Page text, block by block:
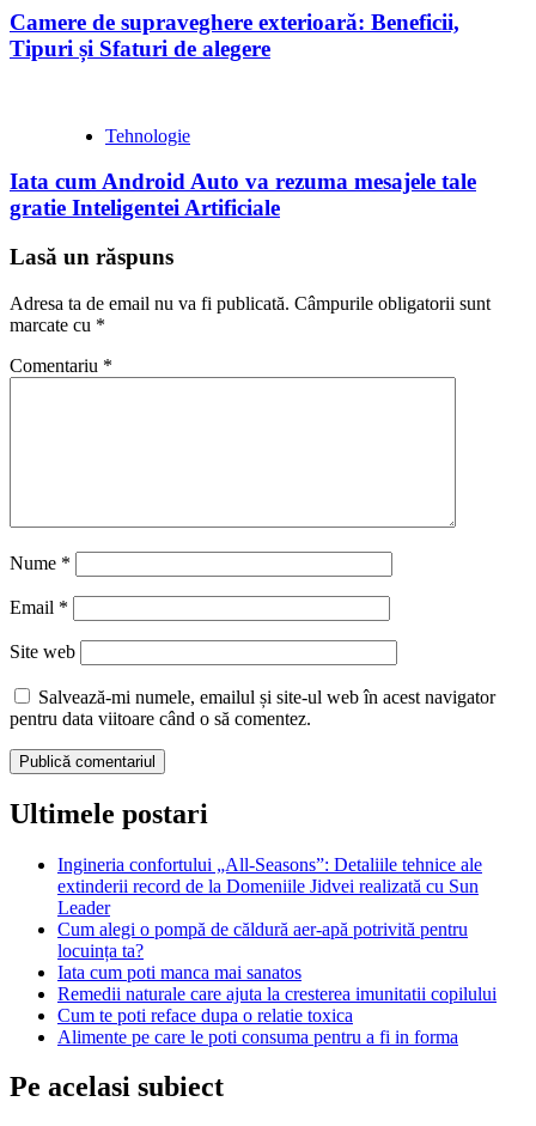
Camere de supraveghere exterioară: Beneficii,
Tipuri și Sfaturi de alegere
Tehnologie
Iata cum Android Auto va rezuma mesajele tale
gratie Inteligentei Artificiale
Lasă un răspuns
Adresa ta de email nu va fi publicată. Câmpurile obligatorii sunt
marcate cu *
Comentariu *
Nume *
Email *
Site web
Salvează-mi numele, emailul și site-ul web în acest navigator
pentru data viitoare când o să comentez.
Ultimele postari
Ingineria confortului „All-Seasons”: Detaliile tehnice ale
extinderii record de la Domeniile Jidvei realizată cu Sun
Leader
Cum alegi o pompă de căldură aer-apă potrivită pentru
locuința ta?
Iata cum poti manca mai sanatos
Remedii naturale care ajuta la cresterea imunitatii copilului
Cum te poti reface dupa o relatie toxica
Alimente pe care le poti consuma pentru a fi in forma
Pe acelasi subiect